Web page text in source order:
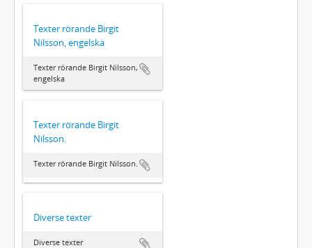
Texter rörande Birgit
Nilsson, engelska
Texter rörande Birgit Nilsson,
engelska
Texter rörande Birgit
Nilsson.
Texter rörande Birgit Nilsson.
Diverse texter
Diverse texter